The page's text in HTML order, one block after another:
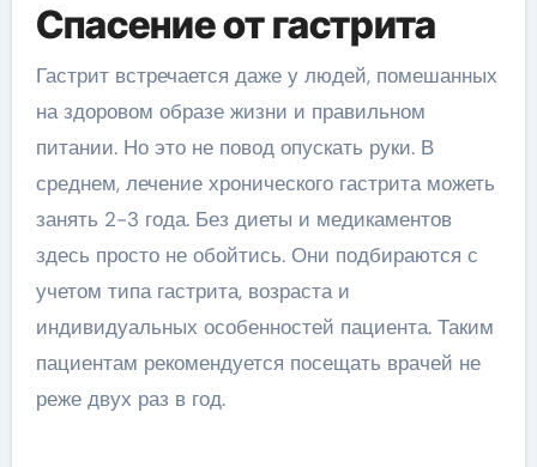
Спасение от гастрита
Гастрит встречается даже у людей, помешанных
на здоровом образе жизни и правильном
питании. Но это не повод опускать руки. В
среднем, лечение хронического гастрита можеть
занять 2-3 года. Без диеты и медикаментов
здесь просто не обойтись. Они подбираются с
учетом типа гастрита, возраста и
индивидуальных особенностей пациента. Таким
пациентам рекомендуется посещать врачей не
реже двух раз в год.